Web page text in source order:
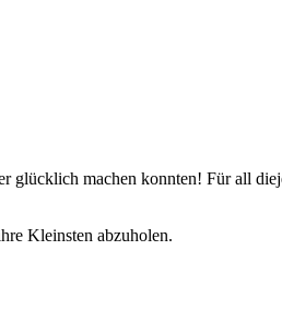
machen konnten! Für all
Kleinsten abzuholen.